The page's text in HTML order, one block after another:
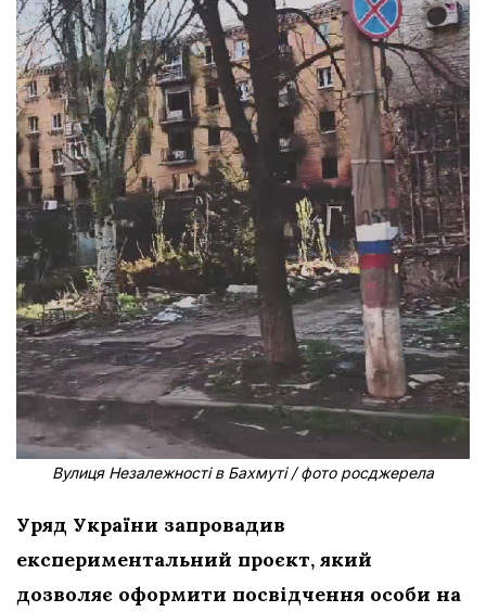
Вулиця Незалежності в Бахмуті / фото росджерела
Уряд України запровадив
експериментальний проєкт, який
дозволяє оформити посвідчення особи на